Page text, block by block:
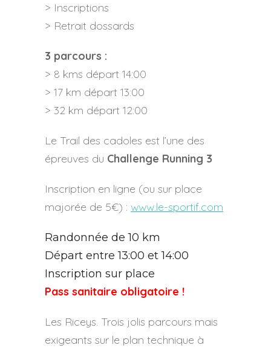
> Inscriptions
> Retrait dossards
3 parcours :
> 8 kms départ 14:00
> 17 km départ 13:00
> 32 km départ 12:00
Le Trail des cadoles est l’une des
épreuves du Challenge Running 3
Inscription en ligne (ou sur place
majorée de 5€) : www.le-sportif.com
Randonnée de 10 km
Départ entre 13:00 et 14:00
Inscription sur place
Pass sanitaire obligatoire !
Les Riceys. Trois jolis parcours mais
exigeants sur le plan technique à